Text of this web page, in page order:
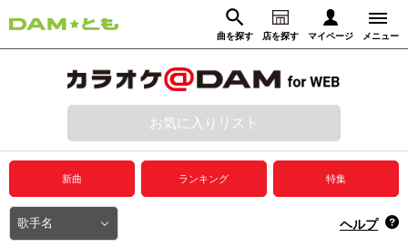
曲を探す 店を探す マイページ メニュー
動画からさがす 録音からさがす
ログイン
プレミアムサービス
DAM★とも動画
お気に入りリスト
新曲 ランキング 特集
ヘルプ